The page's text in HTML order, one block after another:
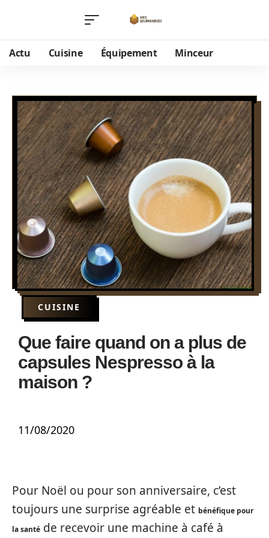
Actu Cuisine Équipement Minceur
CUISINE
Que faire quand on a plus de
capsules Nespresso à la
maison ?
11/08/2020
Pour Noël ou pour son anniversaire, c’est
toujours une surprise agréable et bénéfique pour
la santé de recevoir une machine à café à